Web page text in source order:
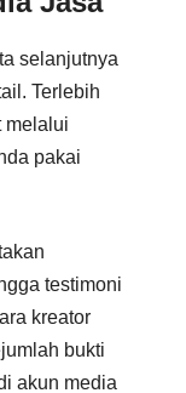
selanjutnya
Terlebih
melalui
pakai
testimoni
kreator
bukti
akun media